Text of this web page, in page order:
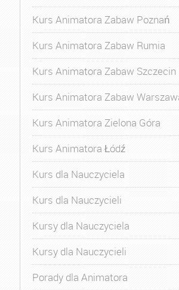
Kurs Animatora Zabaw Poznań
Kurs Animatora Zabaw Rumia
Kurs Animatora Zabaw Szczecin
Kurs Animatora Zabaw
Kurs Animatora Zielona Góra
Kurs Animatora Łódź
Kurs dla Nauczyciela
Kurs dla Nauczycieli
Kursy dla Nauczyciela
Kursy dla Nauczycieli
Porady dla Animatora